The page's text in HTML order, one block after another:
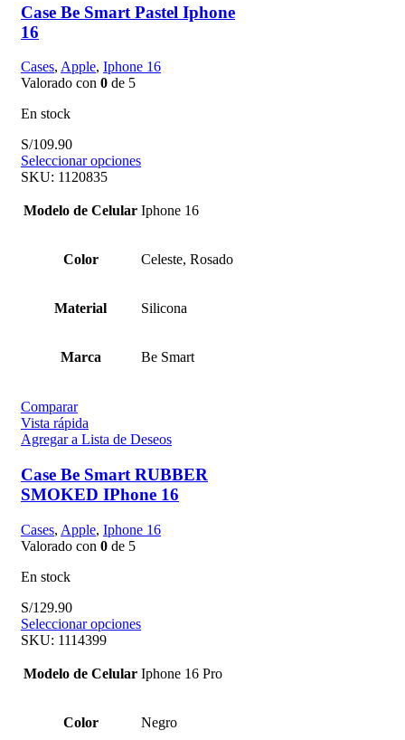
Case Be Smart Pastel Iphone
16
Cases, Apple, Iphone 16
Valorado con 0 de 5
En stock
S/109.90
Seleccionar opciones
SKU: 1120835
Modelo de Celular Iphone 16
Color Celeste, Rosado
Material Silicona
Marca Be Smart
Comparar
Vista rápida
Agregar a Lista de Deseos
Case Be Smart RUBBER
SMOKED IPhone 16
Cases, Apple, Iphone 16
Valorado con 0 de 5
En stock
S/129.90
Seleccionar opciones
SKU: 1114399
Modelo de Celular Iphone 16 Pro
Color Negro